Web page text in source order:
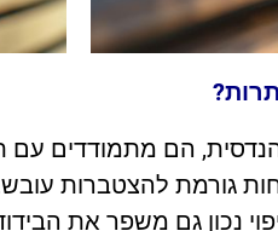
הם מתמודדים עם
גורמת להצטברות
נכון גם משפר את